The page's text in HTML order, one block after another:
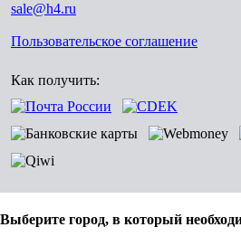
sale@h4.ru
Пользовательское соглашение
Как получить:
Выберите город, в который